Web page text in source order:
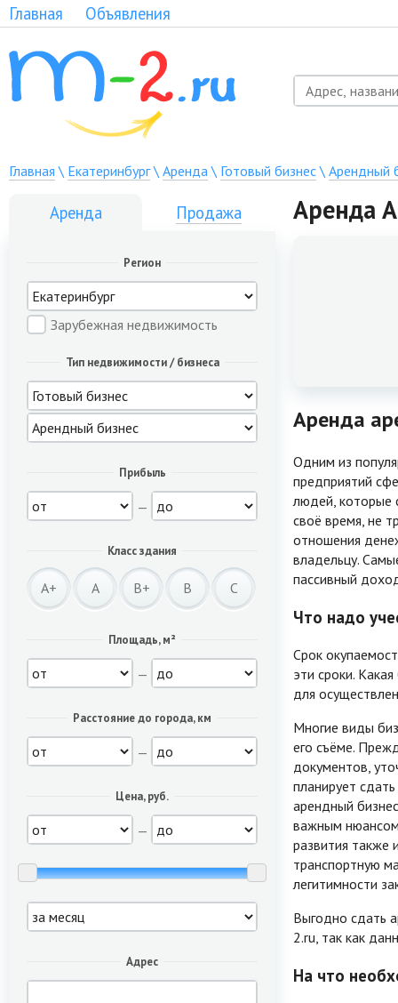
Главная Объявления
Главная \ Екатеринбург\ Аренда\ Готовый бизнес\ Арендный
Аренда Продажа
Регион
Зарубежная недвижимость
Тип недвижимости / бизнеса
Прибыль
—
Класс здания
A+ A B+ B C
Площадь, м²
—
Расстояние до города, км
—
Цена, руб.
—
Адрес
Аренда
Аренда
Одним из
предприятий
людей, которые
своё время, не
отношения
владельцу.
пассивный
Что надо
Срок
эти сроки.
для
Многие виды
его съёме.
документов,
планирует
арендный
важным нюансом
развития также
транспортную
легитимности
Выгодно сдать
2.ru, так как
На что